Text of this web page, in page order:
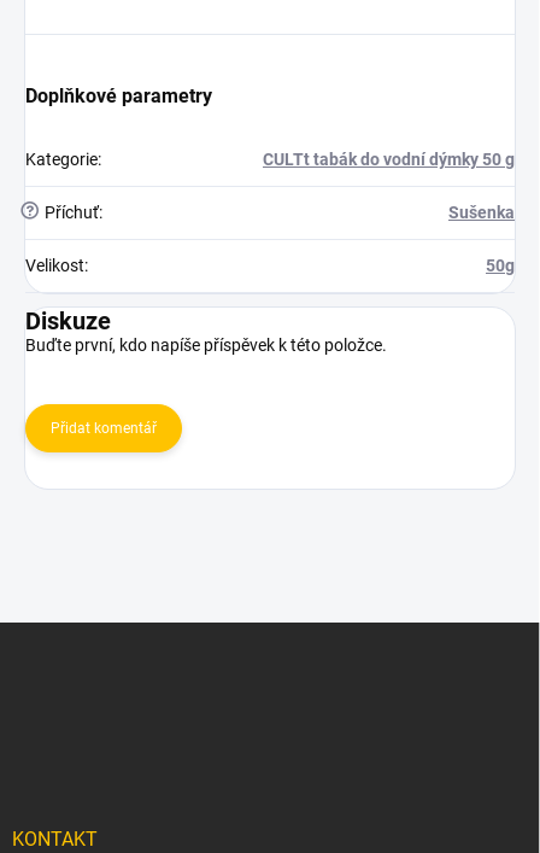
Doplňkové parametry
Kategorie: CULTt tabák do vodní dýmky 50 g
? Příchuť: Sušenka
Velikost: 50g
Diskuze
Buďte první, kdo napíše příspěvek k této položce.
Přidat komentář
KONTAKT